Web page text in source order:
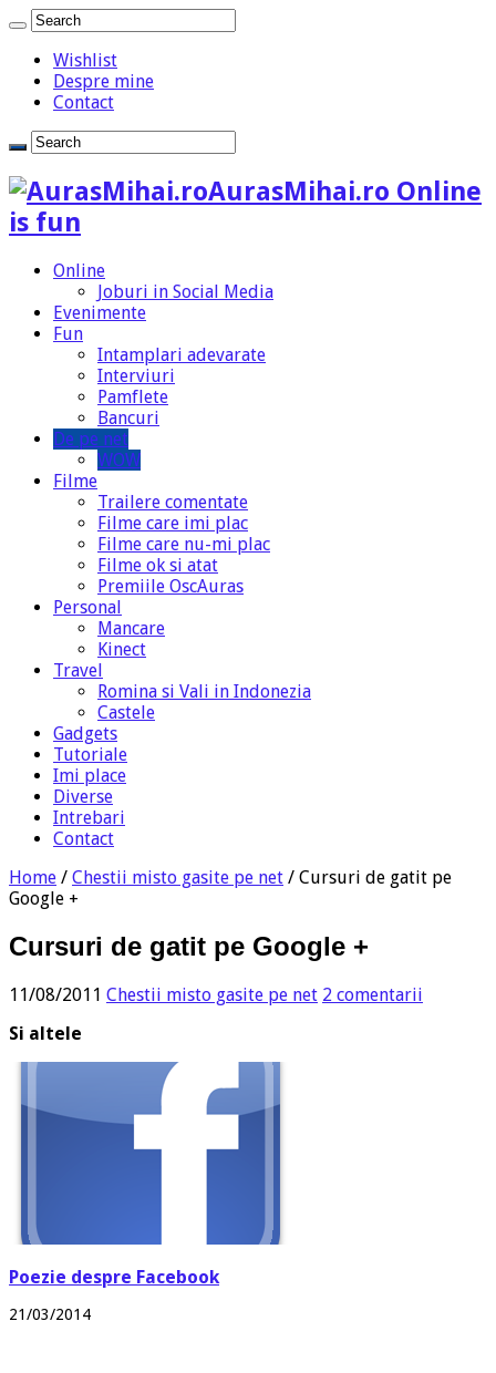
Wishlist
Despre mine
Contact
AurasMihai.ro Online
is fun
Online
Joburi in Social Media
Evenimente
Fun
Intamplari adevarate
Interviuri
Pamflete
Bancuri
De pe net
WOW
Filme
Trailere comentate
Filme care imi plac
Filme care nu-mi plac
Filme ok si atat
Premiile OscAuras
Personal
Mancare
Kinect
Travel
Romina si Vali in Indonezia
Castele
Gadgets
Tutoriale
Imi place
Diverse
Intrebari
Contact
Home / Chestii misto gasite pe net / Cursuri de gatit pe
Google +
Cursuri de gatit pe Google +
11/08/2011 Chestii misto gasite pe net 2 comentarii
Si altele
Poezie despre Facebook
21/03/2014